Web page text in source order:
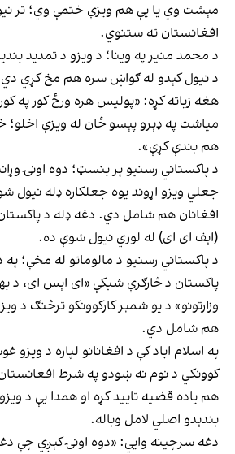
مېشت وي یا یې هم ویزې ختمې وي؛ تر
افغانستان ته ستنوي.
د محمد منیر په وینا؛ د ویزو د تمدید
د نیول کېدو له ګواښ سره هم مخ کړي
هغه زیاته کړه: «پولیس هره ورځ کور په
میاشت په ډېرو پېسو ځان له ویزې اخلو؛
هم بندې کړې».
د پاکستاني رسنیو پر بنسټ؛ دوه اونۍ
جعلي ویزو اړوند یوه جعلکاره ډله نیول
افغانان هم شامل دي. دغه ډله د پاکستان
(اېف ای ای) له لوري نیول شوې ده.
د پاکستاني رسنیو د مالوماتو له مخې؛
پاکستان د څارګرې شبکې «ای اېس ای،‌ د
وزارتونو»‌ د یو شمېر کارکوونکو ترڅنګ د
هم شامل دي.
په اسلام اباد کې د افغانانو لپاره د ویزو
کوونکي د نوم نه ښودو په شرط
هم یاده قضیه تایید کړه او همدا یې د
بندېدو اصلي لامل وباله.
دغه سرچینه وایي: «دوه اونۍ کېږي چې دغه